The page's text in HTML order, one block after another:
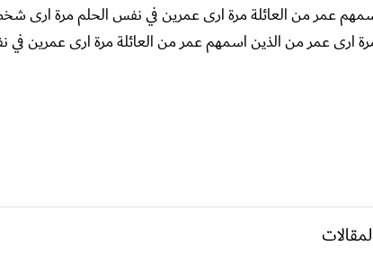
عمر من العائلة مرة ارى عمرين في نفس الحلم مرة
ارى عمر من الذين اسمهم عمر من العائلة مرة ارى عمرين في